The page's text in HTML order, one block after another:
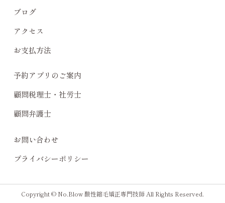
ブログ
アクセス
お支払方法
予約アプリのご案内
顧問税理士・社労士
顧問弁護士
お問い合わせ
プライバシーポリシー
Copyright © No.Blow 酸性縮毛矯正専門技師 All Rights Reserved.